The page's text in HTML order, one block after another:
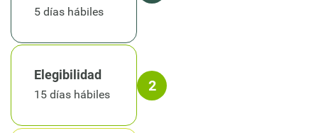
5 días hábiles
Elegibilidad
15 días hábiles
2